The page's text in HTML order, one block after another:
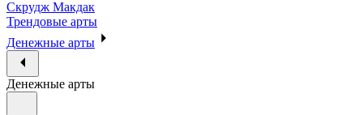
Скрудж Макдак
Трендовые арты
Денежные арты
Денежные арты